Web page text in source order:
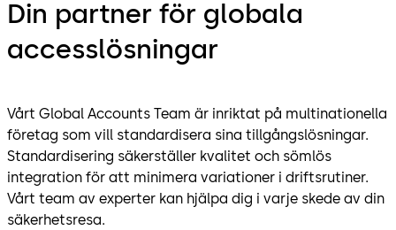
Din partner för globala
accesslösningar
Vårt Global Accounts Team är inriktat på multinationella
företag som vill standardisera sina tillgångslösningar.
Standardisering säkerställer kvalitet och sömlös
integration för att minimera variationer i driftsrutiner.
Vårt team av experter kan hjälpa dig i varje skede av din
säkerhetsresa.